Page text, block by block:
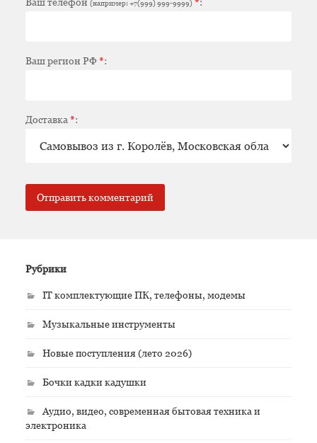
(например: +7(999) 999-9999)
Ваш регион РФ*:
Доставка *:
Рубрики
IT комплектующие ПК, телефоны, модемы
Музыкальные инструменты
Новые поступления (лето 2026)
Бочки кадки кадушки
Аудио, видео, современная бытовая техника и
электроника